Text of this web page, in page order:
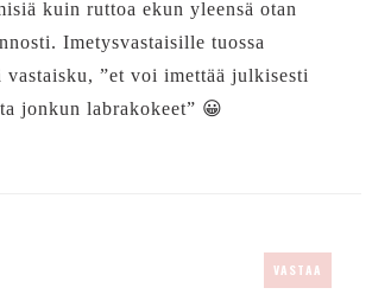
kuin ruttoa ekun yleensä otan
Imetysvastaisille tuossa
”et voi imettää julkisesti
jonkun labrakokeet” 😀
VASTAA